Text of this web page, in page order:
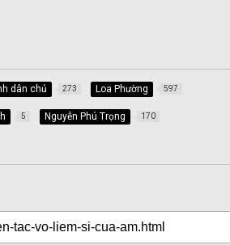
dân chủ 273 Loa Phường 597
5 Nguyễn Phú Trọng 170